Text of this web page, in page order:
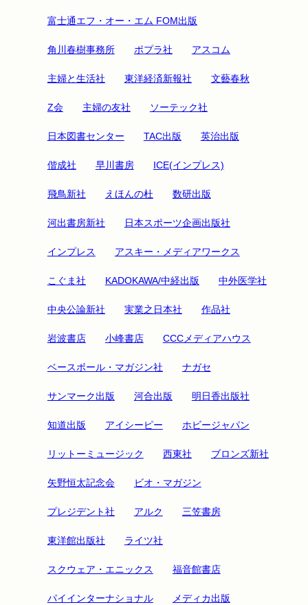
富士通エフ・オー・エム FOM出版
角川春樹事務所 ポプラ社 アスコム
主婦と生活社 東洋経済新報社 文藝春秋
Z会 主婦の友社 ソーテック社
日本図書センター TAC出版 英治出版
偕成社 早川書房 ICE(インプレス)
飛鳥新社 えほんの杜 数研出版
河出書房新社 日本スポーツ企画出版社
インプレス アスキー・メディアワークス
こぐま社 KADOKAWA/中経出版 中外医学社
中央公論新社 実業之日本社 作品社
岩波書店 小峰書店 CCCメディアハウス
ベースボール・マガジン社 ナガセ
サンマーク出版 河合出版 明日香出版社
知道出版 アイシーピー ホビージャパン
リットーミュージック 西東社 ブロンズ新社
矢野恒太記念会 ビオ・マガジン
プレジデント社 アルク 三笠書房
東洋館出版社 ライツ社
スクウェア・エニックス 福音館書店
パイインターナショナル メディカ出版